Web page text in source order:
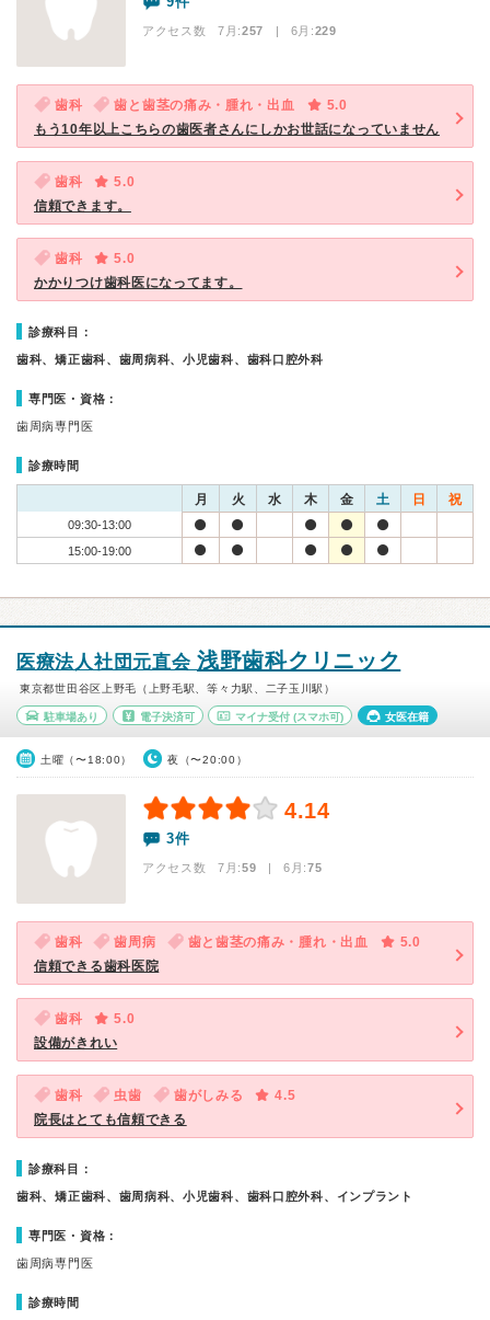
アクセス数 7月:257 | 6月:229
歯科 歯と歯茎の痛み・腫れ・出血
5.0
もう10年以上こちらの歯医者さんにしかお世話になっていません
歯科
5.0
信頼できます。
歯科
5.0
かかりつけ歯科医になってます。
診療科目：
歯科、矯正歯科、歯周病科、小児歯科、歯科口腔外科
専門医・資格：
歯周病専門医
診療時間
月 火 水 木 金 土 日 祝
09:30-13:00
15:00-19:00
医療法人社団元直会 浅野歯科クリニック
東京都世田谷区上野毛（上野毛駅、等々力駅、二子玉川駅）
駐車場あり 電子決済可 マイナ受付 (スマホ可) 女医在籍
土曜（〜18:00） 夜（〜20:00）
4.14
3件
アクセス数 7月:59 | 6月:75
歯科 歯周病 歯と歯茎の痛み・腫れ・出血
5.0
信頼できる歯科医院
歯科
5.0
設備がきれい
歯科 虫歯 歯がしみる
4.5
院長はとても信頼できる
診療科目：
歯科、矯正歯科、歯周病科、小児歯科、歯科口腔外科、インプラント
専門医・資格：
歯周病専門医
診療時間